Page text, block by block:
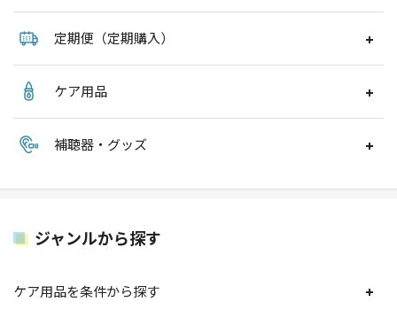
定期便（定期購入）
ケア用品
補聴器・グッズ
ジャンルから探す
ケア用品を条件から探す